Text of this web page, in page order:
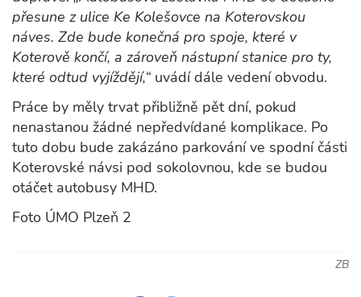
přesune z ulice Ke Kolešovce na Koterovskou
náves. Zde bude konečná pro spoje, které v
Koterově končí, a zároveň nástupní stanice pro ty,
které odtud vyjíždějí,“ uvádí dále vedení obvodu.
Práce by měly trvat přibližně pět dní, pokud
nenastanou žádné nepředvídané komplikace. Po
tuto dobu bude zakázáno parkování ve spodní části
Koterovské návsi pod sokolovnou, kde se budou
otáčet autobusy MHD.
Foto ÚMO Plzeň 2
ZB